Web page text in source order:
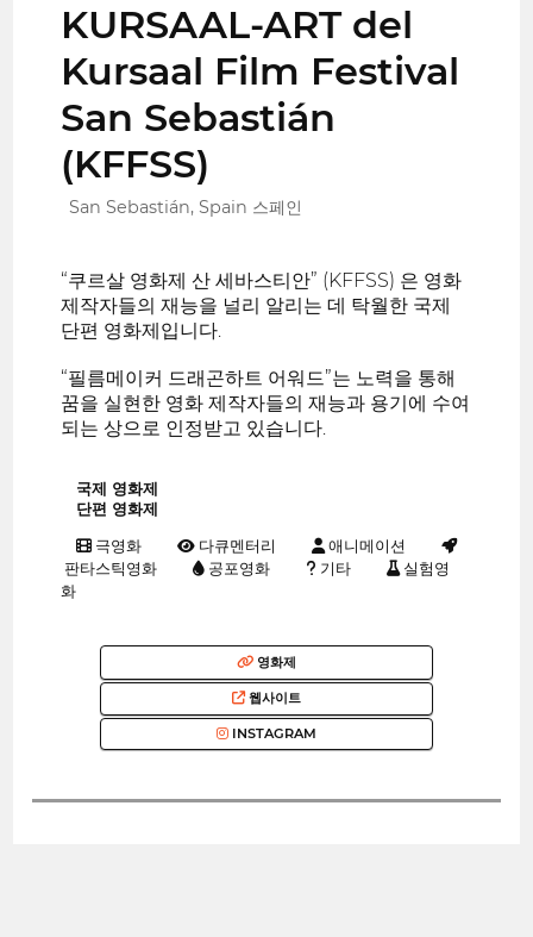
KURSAAL-ART del
Kursaal Film Festival
San Sebastián
(KFFSS)
San Sebastián, Spain 스페인
“쿠르살 영화제 산 세바스티안” (KFFSS) 은 영화
제작자들의 재능을 널리 알리는 데 탁월한 국제
단편 영화제입니다.
“필름메이커 드래곤하트 어워드”는 노력을 통해
꿈을 실현한 영화 제작자들의 재능과 용기에 수여
되는 상으로 인정받고 있습니다.
국제 영화제
단편 영화제
극영화 다큐멘터리
애니메이션
판타스틱영화
공포영화 기타
실험영
화
영화제
웹사이트
INSTAGRAM